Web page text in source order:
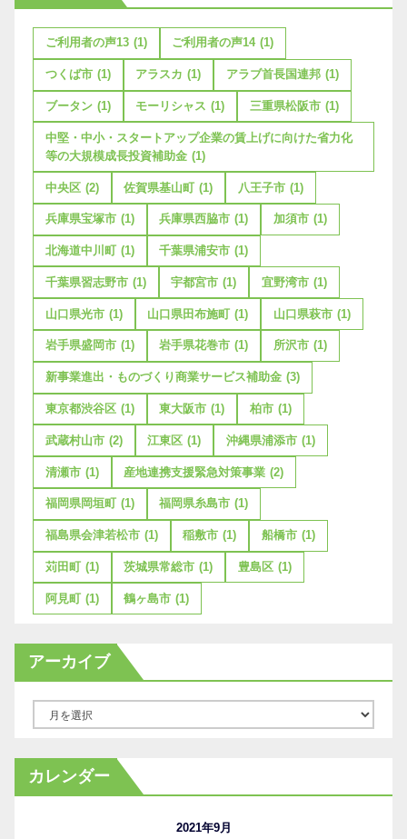
ご利用者の声13 (1) ご利用者の声14 (1)
つくば市 (1) アラスカ (1) アラブ首長国連邦 (1)
ブータン (1) モーリシャス (1) 三重県松阪市 (1)
中堅・中小・スタートアップ企業の賃上げに向けた省力化
等の大規模成長投資補助金 (1)
中央区 (2) 佐賀県基山町 (1) 八王子市 (1)
兵庫県宝塚市 (1) 兵庫県西脇市 (1) 加須市 (1)
北海道中川町 (1) 千葉県浦安市 (1)
千葉県習志野市 (1) 宇都宮市 (1) 宜野湾市 (1)
山口県光市 (1) 山口県田布施町 (1) 山口県萩市 (1)
岩手県盛岡市 (1) 岩手県花巻市 (1) 所沢市 (1)
新事業進出・ものづくり商業サービス補助金 (3)
東京都渋谷区 (1) 東大阪市 (1) 柏市 (1)
武蔵村山市 (2) 江東区 (1) 沖縄県浦添市 (1)
清瀬市 (1) 産地連携支援緊急対策事業 (2)
福岡県岡垣町 (1) 福岡県糸島市 (1)
福島県会津若松市 (1) 稲敷市 (1) 船橋市 (1)
苅田町 (1) 茨城県常総市 (1) 豊島区 (1)
阿見町 (1) 鶴ヶ島市 (1)
アーカイブ
カ
イ
カレンダー
2021年9月